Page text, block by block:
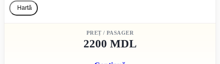
Hartă
PREȚ / PASAGER
2200 MDL